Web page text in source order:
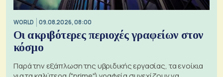
WORLD 09.08.2026, 08:00
Οι ακριβότερες περιοχές γραφείων στον
κόσμο
Παρά την εξάπλωση της υβριδικής εργασίας, τα ενοίκια